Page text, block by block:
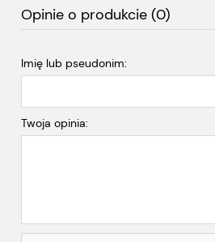
Opinie o produkcie (0)
Imię lub pseudonim:
Twoja opinia: